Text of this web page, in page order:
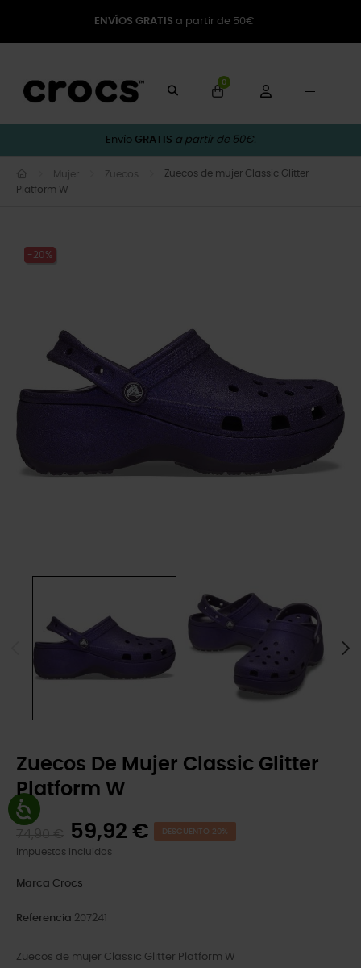
ENVÍOS GRATIS a partir de 50€
0
☰
Envío GRATIS a partir de 50€.
Mujer Zuecos
Zuecos de mujer Classic Glitter
Platform W
-20%
Zuecos De Mujer Classic Glitter
Platform W
59,92 € DESCUENTO 20%
Impuestos incluidos
Marca Crocs
Referencia 207241
Zuecos de mujer Classic Glitter Platform W